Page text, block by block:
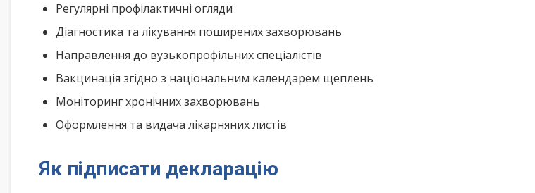
Регулярні профілактичні огляди
Діагностика та лікування поширених захворювань
Направлення до вузькопрофільних спеціалістів
Вакцинація згідно з національним календарем щеплень
Моніторинг хронічних захворювань
Оформлення та видача лікарняних листів
Як підписати декларацію